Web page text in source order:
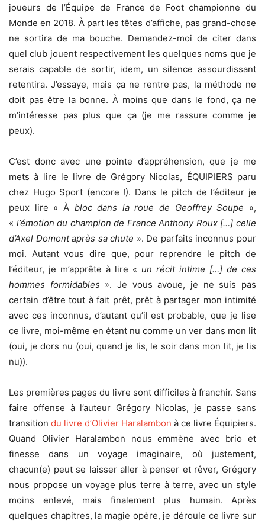
joueurs de l’Équipe de France de Foot championne du
Monde en 2018. À part les têtes d’affiche, pas grand-chose
ne sortira de ma bouche. Demandez-moi de citer dans
quel club jouent respectivement les quelques noms que je
serais capable de sortir, idem, un silence assourdissant
retentira. J’essaye, mais ça ne rentre pas, la méthode ne
doit pas être la bonne. À moins que dans le fond, ça ne
m’intéresse pas plus que ça (je me rassure comme je
peux).
C’est donc avec une pointe d’appréhension, que je me
mets à lire le livre de Grégory Nicolas, ÉQUIPIERS paru
chez Hugo Sport (encore !). Dans le pitch de l’éditeur je
peux lire « Àbloc dans la roue de Geoffrey Soupe »,
« l’émotion du champion de France Anthony Roux […] celle
d’Axel Domont après sa chute ». De parfaits inconnus pour
moi. Autant vous dire que, pour reprendre le pitch de
l’éditeur, je m’apprête à lire « un récit intime […] de ces
hommes formidables ». Je vous avoue, je ne suis pas
certain d’être tout à fait prêt, prêt à partager mon intimité
avec ces inconnus, d’autant qu’il est probable, que je lise
ce livre, moi-même en étant nu comme un ver dans mon lit
(oui, je dors nu (oui, quand je lis, le soir dans mon lit, je lis
nu)).
Les premières pages du livre sont difficiles à franchir. Sans
faire offense à l’auteur Grégory Nicolas, je passe sans
transition du livre d’Olivier Haralambon à ce livre Équipiers.
Quand Olivier Haralambon nous emmène avec brio et
finesse dans un voyage imaginaire, où justement,
chacun(e) peut se laisser aller à penser et rêver, Grégory
nous propose un voyage plus terre à terre, avec un style
moins enlevé, mais finalement plus humain. Après
quelques chapitres, la magie opère, je déroule ce livre sur